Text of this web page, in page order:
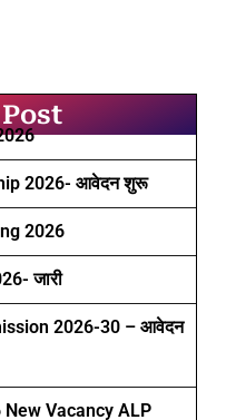
2026- आवेदन शुरू
2026
जारी
2026-30 – आवेदन
New Vacancy ALP